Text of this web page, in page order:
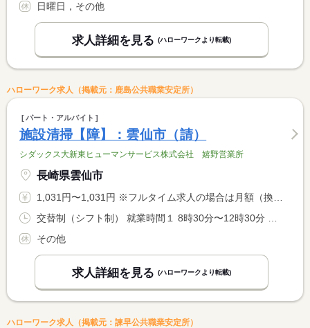
日曜日，その他
求人詳細を見る (ハローワークより転載)
ハローワーク求人（掲載元：鹿島公共職業安定所）
パート・アルバイト
施設清掃【障】：雲仙市（請）
シダックス大新東ヒューマンサービス株式会社 嬉野営業所
長崎県雲仙市
1,031円〜1,031円 ※フルタイム求人の場合は月額（換算額）、パート求人の場合は時間額を表示しています。
その他
求人詳細を見る (ハローワークより転載)
ハローワーク求人（掲載元：諫早公共職業安定所）